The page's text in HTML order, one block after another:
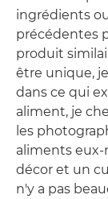
ingrédients
précédentes
produit
être unique,
dans ce qui
aliment, je
les
aliments eux-
décor et un
n'y a pas